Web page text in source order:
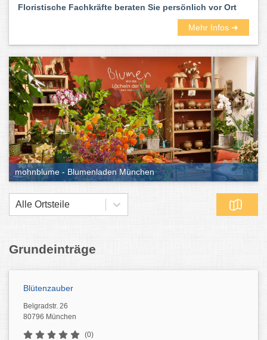
Floristische Fachkräfte beraten Sie persönlich vor Ort
Mehr Infos ➜
mohnblume - Blumenladen München
Alle Ortsteile
Grundeinträge
Blütenzauber
Belgradstr. 26
80796 München
(0)